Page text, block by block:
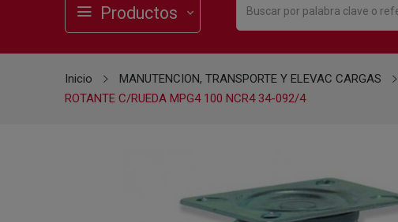
Productos
Inicio MANUTENCION, TRANSPORTE Y ELEVAC CARGAS
ROTANTE C/RUEDA MPG4 100 NCR4 34-092/4